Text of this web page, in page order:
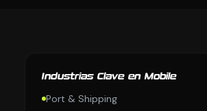
Industrias Clave en Mobile
Port & Shipping